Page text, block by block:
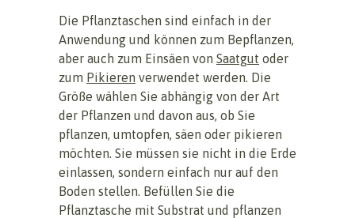
Die Pflanztaschen sind einfach in der
Anwendung und können zum Bepflanzen,
aber auch zum Einsäen von Saatgut oder
zum Pikieren verwendet werden. Die
Größe wählen Sie abhängig von der Art
der Pflanzen und davon aus, ob Sie
pflanzen, umtopfen, säen oder pikieren
möchten. Sie müssen sie nicht in die Erde
einlassen, sondern einfach nur auf den
Boden stellen. Befüllen Sie die
Pflanztasche mit Substrat und pflanzen